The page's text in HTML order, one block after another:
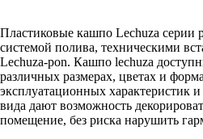
Пластиковые кашпо Lechuza серии
системой полива, техническими
Lechuza-pon. Кашпо lechuza
различных размерах, цветах и
эксплуатационных характеристик
вида дают возможность
помещение, без риска нарушить